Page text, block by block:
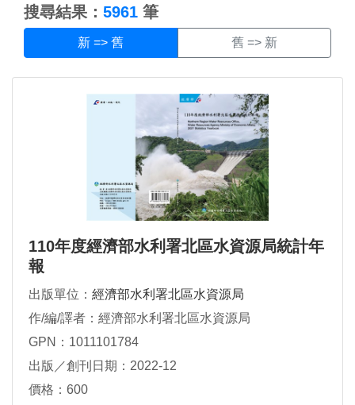
搜尋結果： 5961 筆
110年度經濟部水利署北區水資源局統計年
報
出版單位： 經濟部水利署北區水資源局
作/編/譯者：經濟部水利署北區水資源局
GPN：1011101784
出版／創刊日期：2022-12
價格：600